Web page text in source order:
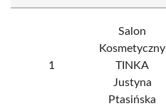
1
Salon
Kosmetyczny
TINKA
Justyna
Ptasińska